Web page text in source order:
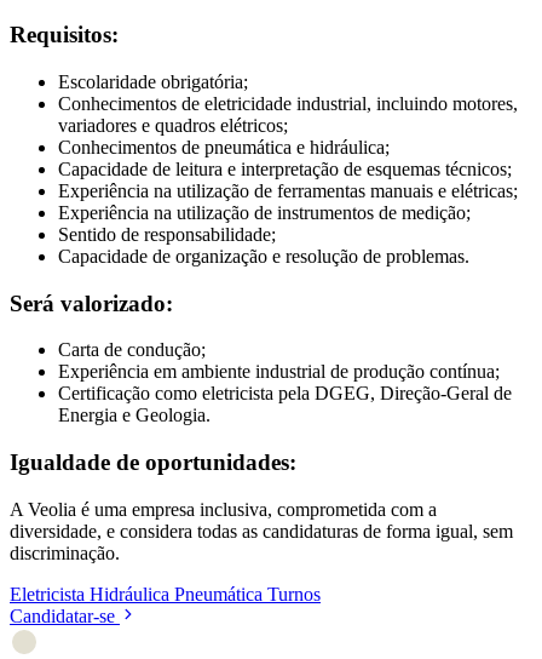
Requisitos:
Escolaridade obrigatória;
Conhecimentos de eletricidade industrial, incluindo motores,
variadores e quadros elétricos;
Conhecimentos de pneumática e hidráulica;
Capacidade de leitura e interpretação de esquemas técnicos;
Experiência na utilização de ferramentas manuais e elétricas;
Experiência na utilização de instrumentos de medição;
Sentido de responsabilidade;
Capacidade de organização e resolução de problemas.
Será valorizado:
Carta de condução;
Experiência em ambiente industrial de produção contínua;
Certificação como eletricista pela DGEG, Direção-Geral de
Energia e Geologia.
Igualdade de oportunidades:
A Veolia é uma empresa inclusiva, comprometida com a
diversidade, e considera todas as candidaturas de forma igual, sem
discriminação.
Eletricista Hidráulica Pneumática Turnos
Candidatar-se